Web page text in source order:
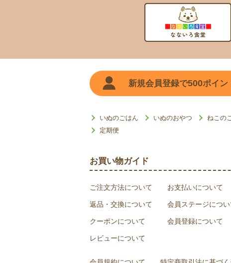
新規会員登録で500ポイン
いぬのごはん いぬのおやつ ねこの
定期便
お買い物ガイド
ご注文方法について お支払いについて
返品・交換について 会員ステージについ
クーポンについて 会員登録について
レビューについて